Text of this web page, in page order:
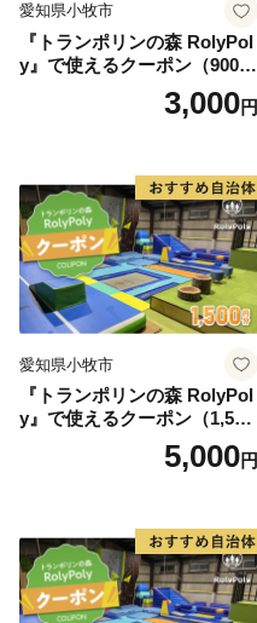
愛知県小牧市
『トランポリンの森 RolyPol
y』で使えるクーポン（900
3,000円
愛知県小牧市
『トランポリンの森 RolyPol
y』で使えるクーポン（1,500
5,000円